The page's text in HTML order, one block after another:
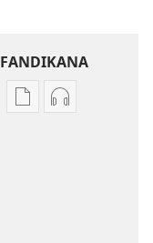
FANDIKANA
FandikanaFandikana